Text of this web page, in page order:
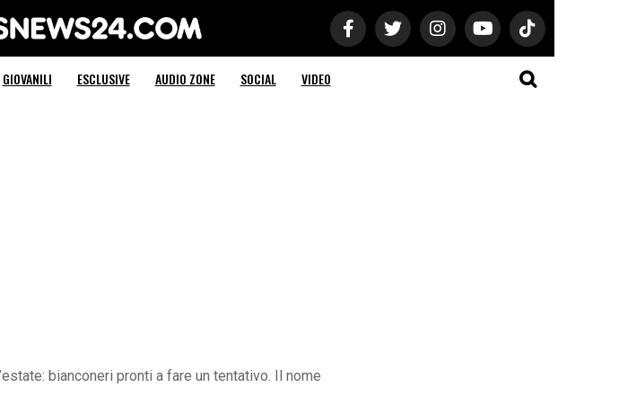
News 24
GIOVANILI ESCLUSIVE AUDIO ZONE SOCIAL VIDEO
bianconeri pronti a fare un tentativo. Il nome